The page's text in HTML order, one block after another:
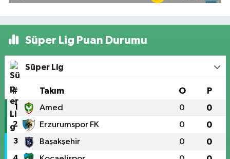
Süper Lig Puan Durumu
Süper Lig
# Takım O P
1 Amed 0 0
2 Erzurumspor FK 0 0
3 Başakşehir 0 0